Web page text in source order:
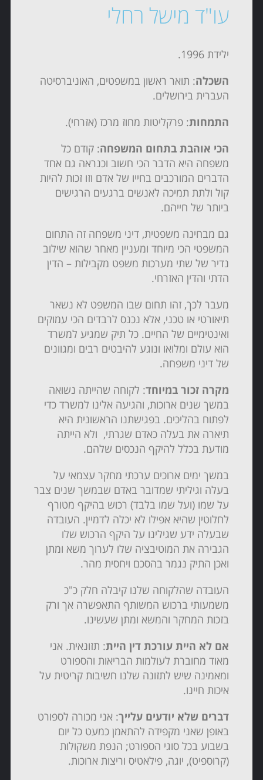
עו"ד מישל רחלי
ילידת 1996.
השכלה: תואר ראשון במשפטים, האוניברסיטה
העברית בירושלים.
התמחות: פרקליטות מחוז מרכז (אזרחי).
הכי אוהבת בתחום המשפחה: קודם כל
משפחה היא הדבר הכי חשוב וכנראה גם אחד
הדברים המורכבים בחייו של אדם וזו זכות להיות
קול ולתת תמיכה לאנשים ברגעים הרגישים
ביותר של חייהם.
גם מבחינה משפטית, דיני משפחה זה התחום
המשפטי הכי מיוחד ומעניין מאחר שהוא שילוב
נדיר של שתי מערכות משפט מקבילות – הדין
הדתי והדין האזרחי.
מעבר לכך, זהו תחום שבו המשפט לא נשאר
תיאורטי או טכני, אלא נכנס לרבדים הכי עמוקים
ואינטימיים של החיים. כל תיק שמגיע למשרד
הוא עולם ומלואו ונוגע להיבטים רבים ומגוונים
של דיני משפחה.
מקרה זכור במיוחד: לקוחה שהייתה נשואה
במשך שנים ארוכות, והגיעה אלינו למשרד כדי
לפתוח בהליכים. בפגישתנו הראשונית היא
תיארה את בעלה כאדם שגרתי, ולא הייתה
מודעת בכלל להיקף הנכסים שלהם.
במשך ימים ארוכים ערכתי מחקר עצמאי על
בעלה וגיליתי שמדובר באדם שבמשך שנים צבר
על שמו (ועל שמו בלבד) רכוש בהיקף מטורף
לחלוטין שהיא אפילו לא יכלה לדמיין. העובדה
שבעלה ידע שגילינו על היקף הרכוש שלו
הגבירה את המוטיבציה שלו לערוך משא ומתן
ואכן התיק נגמר בהסכם ויחסית מהר.
העובדה שהלקוחה שלנו קיבלה חלק כ"כ
משמעותי ברכוש המשותף התאפשרה אך ורק
בזכות המחקר והמשא ומתן שעשינו.
אם לא היית עורכת דין היית: תזונאית. אני
מאוד מחוברת לעולמות הבריאות והספורט
ומאמינה שיש לתזונה שלנו חשיבות קריטית על
איכות חיינו.
דברים שלא יודעים עלייך: אני מכורה לספורט
באופן שאני מקפידה להתאמן כמעט כל יום
בשבוע בכל סוגי הספורט; הנפת משקולות
(קרוספיט), יוגה, פילאטיס וריצות ארוכות.